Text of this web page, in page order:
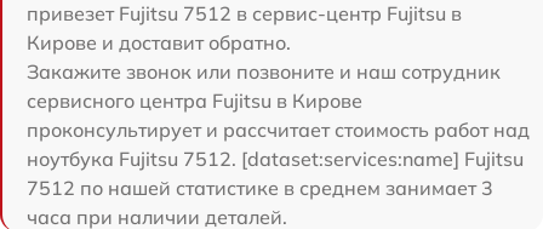
привезет Fujitsu 7512 в сервис-центр Fujitsu в
Кирове и доставит обратно.
Закажите звонок или позвоните и наш сотрудник
сервисного центра Fujitsu в Кирове
проконсультирует и рассчитает стоимость работ над
ноутбука Fujitsu 7512. [dataset:services:name] Fujitsu
7512 по нашей статистике в среднем занимает 3
часа при наличии деталей.